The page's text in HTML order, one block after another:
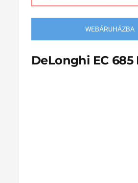
WEBÁRUHÁZBA
DeLonghi EC 685